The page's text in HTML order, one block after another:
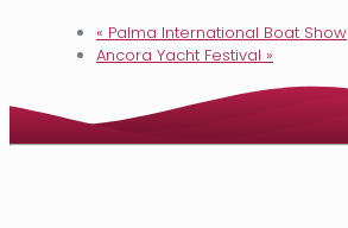
« Palma International Boat Show
Ancora Yacht Festival »